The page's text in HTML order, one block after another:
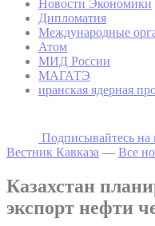
Новости Экономики
Дипломатия
Международные
Атом
МИД России
МАГАТЭ
иранская ядерная
Подписывайтесь на
Вестник Кавказа — Все
Казахстан
экспорт нефти